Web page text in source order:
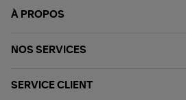
À PROPOS
NOS SERVICES
SERVICE CLIENT